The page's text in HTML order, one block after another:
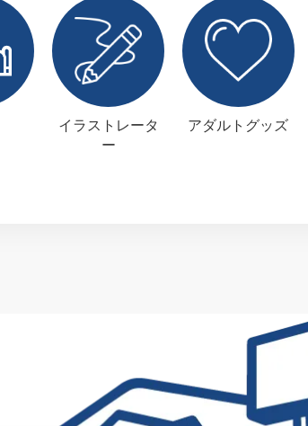
イラストレータ
ー
アダルトグッズ